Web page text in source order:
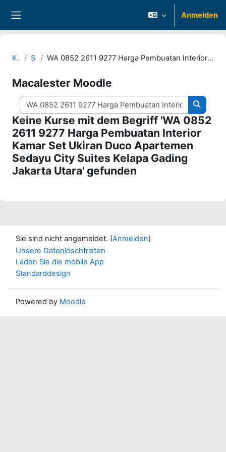
Anmelden
Kurse Suchen WA 0852 2611 9277 Harga Pembuatan Interior Kamar Set Ukiran Duco Apartemen Sedayu City Suites Kelapa Gading Jakarta Utara
Macalester Moodle
Kurse suchen
Kurse
Keine Kurse mit dem Begriff 'WA 0852
2611 9277 Harga Pembuatan Interior
Kamar Set Ukiran Duco Apartemen
Sedayu City Suites Kelapa Gading
Jakarta Utara' gefunden
Sie sind nicht angemeldet. (Anmelden)
Unsere Datenlöschfristen
Laden Sie die mobile App
Standarddesign
Powered by Moodle